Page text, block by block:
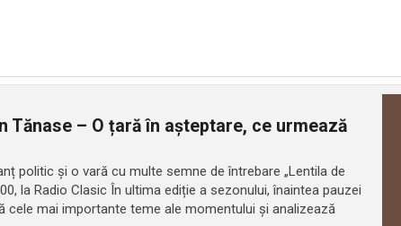
Tănase – O țară în așteptare, ce urmează
politic și o vară cu multe semne de întrebare „Lentila de
la Radio Clasic În ultima ediție a sezonului, înaintea pauzei
cele mai importante teme ale momentului și analizează